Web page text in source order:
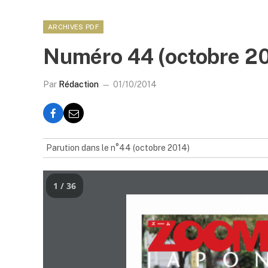
ARCHIVES PDF
Numéro 44 (octobre
Par Rédaction 01/10/2014
Parution dans le n°44 (octobre 2014)
1 / 36